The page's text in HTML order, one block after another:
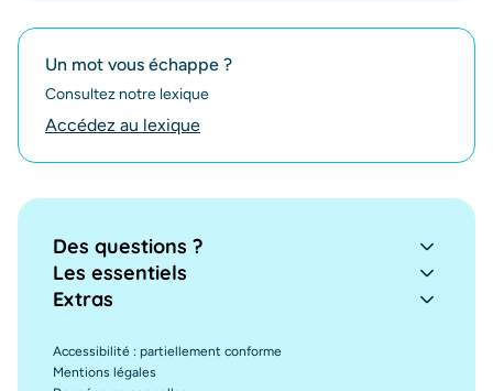
Un mot vous échappe ?
Consultez notre lexique
Accédez au lexique
Des questions ?
Les essentiels
Extras
Accessibilité : partiellement conforme
Mentions légales